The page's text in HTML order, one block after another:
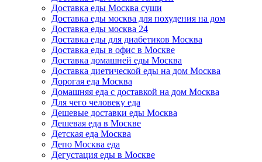
Доставка еды Москва суши
Доставка еды москва для похудения на дом
Доставка еды москва 24
Доставка еды для диабетиков Москва
Доставка еды в офис в Москве
Доставка домашней еды Москва
Доставка диетической еды на дом Москва
Дорогая еда Москва
Домашняя еда с доставкой на дом Москва
Для чего человеку еда
Дешевые доставки еды Москва
Дешевая еда в Москве
Детская еда Москва
Депо Москва еда
Дегустация еды в Москве